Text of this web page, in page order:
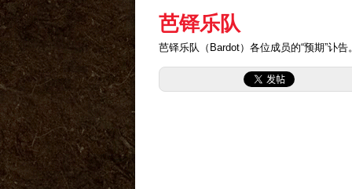
芭铎乐队
芭铎乐队（Bardot）各位成员的“预期”讣告